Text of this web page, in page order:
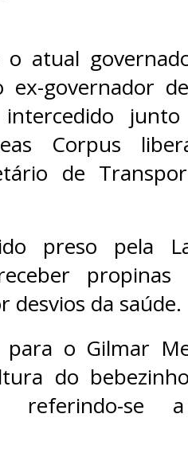
atual
ex-governador
Corpus
de
preso pela
propinas
desvios da saúde.
o Gilmar
do
referindo-se